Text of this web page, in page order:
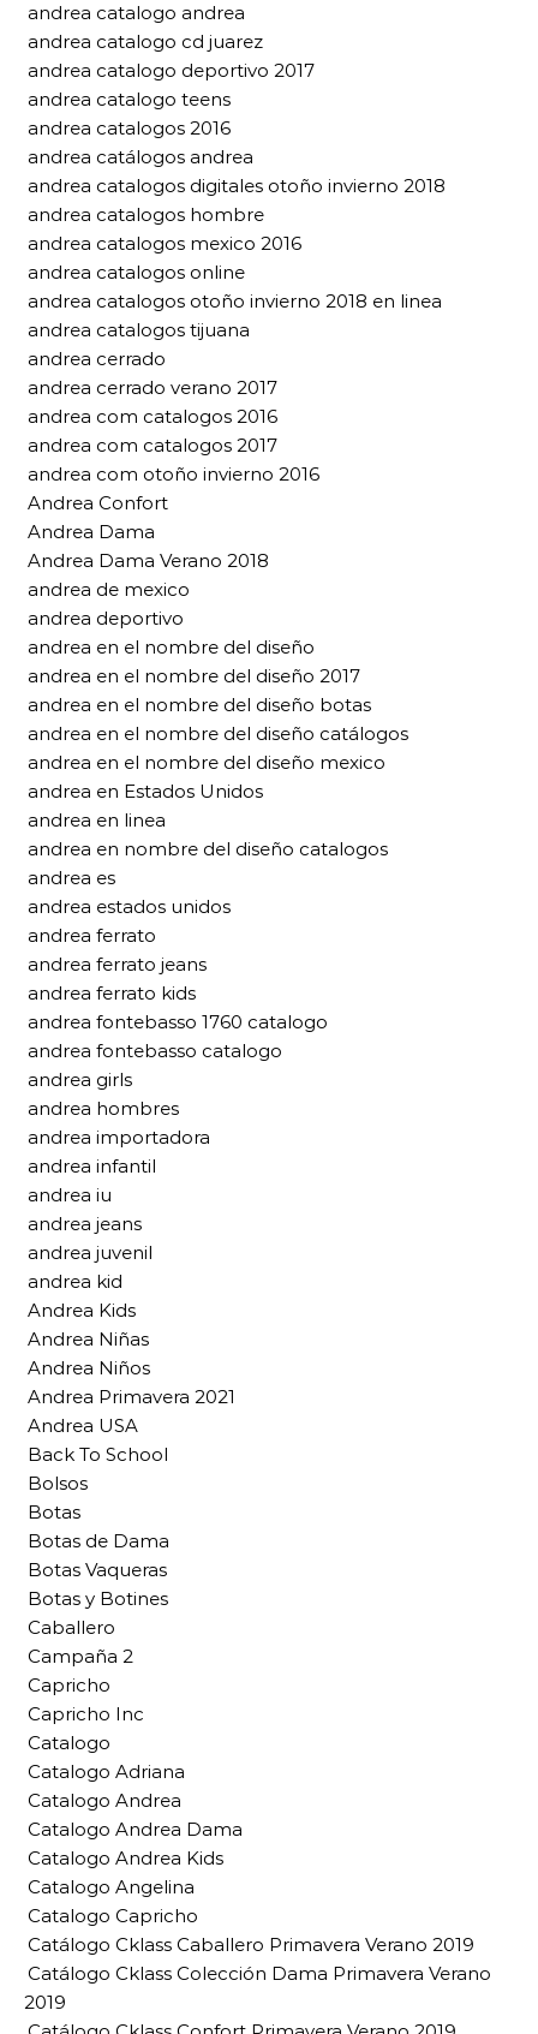
andrea catalogo andrea
andrea catalogo cd juarez
andrea catalogo deportivo 2017
andrea catalogo teens
andrea catalogos 2016
andrea catálogos andrea
andrea catalogos digitales otoño invierno 2018
andrea catalogos hombre
andrea catalogos mexico 2016
andrea catalogos online
andrea catalogos otoño invierno 2018 en linea
andrea catalogos tijuana
andrea cerrado
andrea cerrado verano 2017
andrea com catalogos 2016
andrea com catalogos 2017
andrea com otoño invierno 2016
Andrea Confort
Andrea Dama
Andrea Dama Verano 2018
andrea de mexico
andrea deportivo
andrea en el nombre del diseño
andrea en el nombre del diseño 2017
andrea en el nombre del diseño botas
andrea en el nombre del diseño catálogos
andrea en el nombre del diseño mexico
andrea en Estados Unidos
andrea en linea
andrea en nombre del diseño catalogos
andrea es
andrea estados unidos
andrea ferrato
andrea ferrato jeans
andrea ferrato kids
andrea fontebasso 1760 catalogo
andrea fontebasso catalogo
andrea girls
andrea hombres
andrea importadora
andrea infantil
andrea iu
andrea jeans
andrea juvenil
andrea kid
Andrea Kids
Andrea Niñas
Andrea Niños
Andrea Primavera 2021
Andrea USA
Back To School
Bolsos
Botas
Botas de Dama
Botas Vaqueras
Botas y Botines
Caballero
Campaña 2
Capricho
Capricho Inc
Catalogo
Catalogo Adriana
Catalogo Andrea
Catalogo Andrea Dama
Catalogo Andrea Kids
Catalogo Angelina
Catalogo Capricho
Catálogo Cklass Caballero Primavera Verano 2019
Catálogo Cklass Colección Dama Primavera Verano
2019